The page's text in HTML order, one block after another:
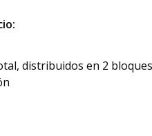
distribuidos en 2